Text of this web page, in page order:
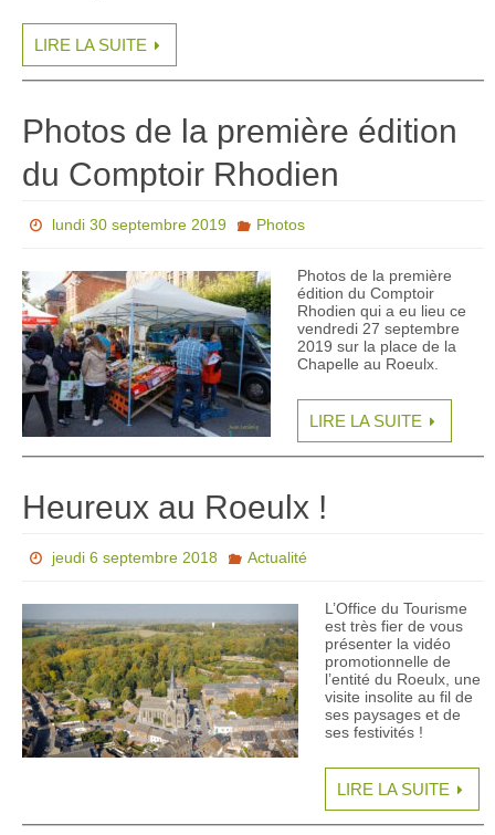
LIRE LA SUITE
Photos de la première édition
du Comptoir Rhodien
lundi 30 septembre 2019 Photos
Photos de la première
édition du Comptoir
Rhodien qui a eu lieu ce
vendredi 27 septembre
2019 sur la place de la
Chapelle au Roeulx.
LIRE LA SUITE
Heureux au Roeulx !
jeudi 6 septembre 2018 Actualité
L’Office du Tourisme
est très fier de vous
présenter la vidéo
promotionnelle de
l’entité du Roeulx, une
visite insolite au fil de
ses paysages et de
ses festivités !
LIRE LA SUITE